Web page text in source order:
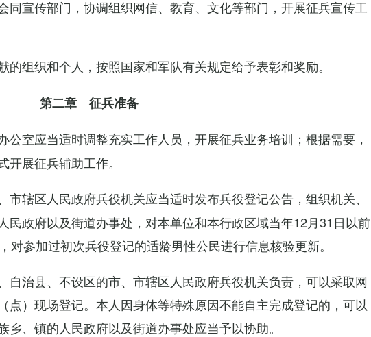
同宣传部门，协调组织网信、教育、文化等部门，开展征兵宣传工
组织和个人，按照国家和军队有关规定给予表彰和奖励。
第二章 征兵准备
室应当适时调整充实工作人员，开展征兵业务培训；根据需要，
展征兵辅助工作。
辖区人民政府兵役机关应当适时发布兵役登记公告，组织机关、
民政府以及街道办事处，对本单位和本行政区域当年12月31日以前
参加过初次兵役登记的适龄男性公民进行信息核验更新。
自治县、不设区的市、市辖区人民政府兵役机关负责，可以采取网
点）现场登记。本人因身体等特殊原因不能自主完成登记的，可以
、镇的人民政府以及街道办事处应当予以协助。